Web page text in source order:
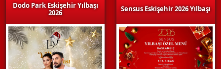
Dodo Park Eskişehir Yılbaşı
2026
Sensus Eskişehir 2026 Yılbaşı